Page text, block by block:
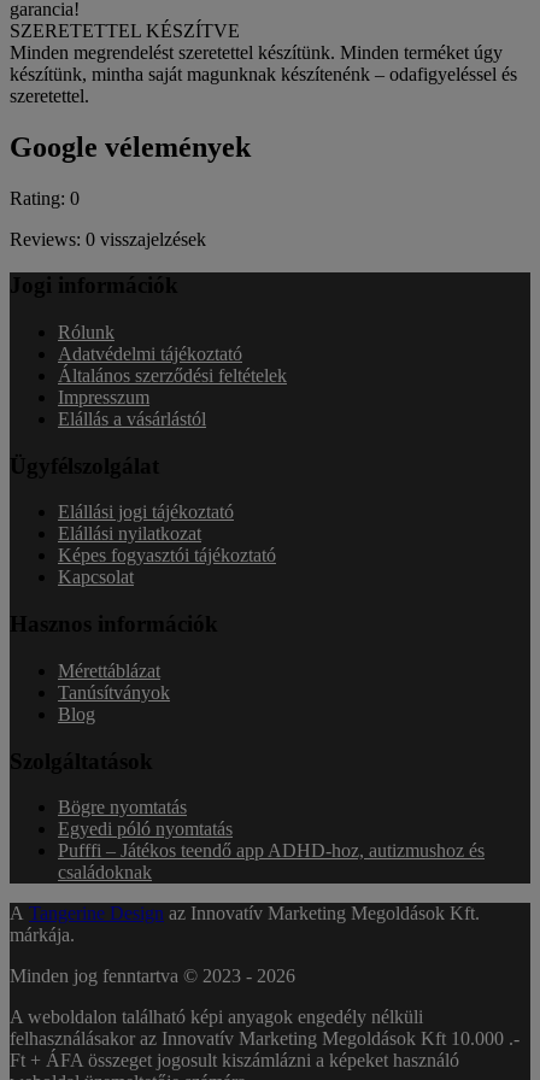
garancia!
SZERETETTEL KÉSZÍTVE
Minden megrendelést szeretettel készítünk. Minden terméket úgy
készítünk, mintha saját magunknak készítenénk – odafigyeléssel és
szeretettel.
Google vélemények
Rating: 0
Reviews: 0 visszajelzések
Jogi információk
Rólunk
Adatvédelmi tájékoztató
Általános szerződési feltételek
Impresszum
Elállás a vásárlástól
Ügyfélszolgálat
Elállási jogi tájékoztató
Elállási nyilatkozat
Képes fogyasztói tájékoztató
Kapcsolat
Hasznos információk
Mérettáblázat
Tanúsítványok
Blog
Szolgáltatások
Bögre nyomtatás
Egyedi póló nyomtatás
Pufffi – Játékos teendő app ADHD-hoz, autizmushoz és
családoknak
A Tangerine Design az Innovatív Marketing Megoldások Kft.
márkája.
Minden jog fenntartva © 2023 - 2026
A weboldalon található képi anyagok engedély nélküli
felhasználásakor az Innovatív Marketing Megoldások Kft 10.000 .-
Ft + ÁFA összeget jogosult kiszámlázni a képeket használó